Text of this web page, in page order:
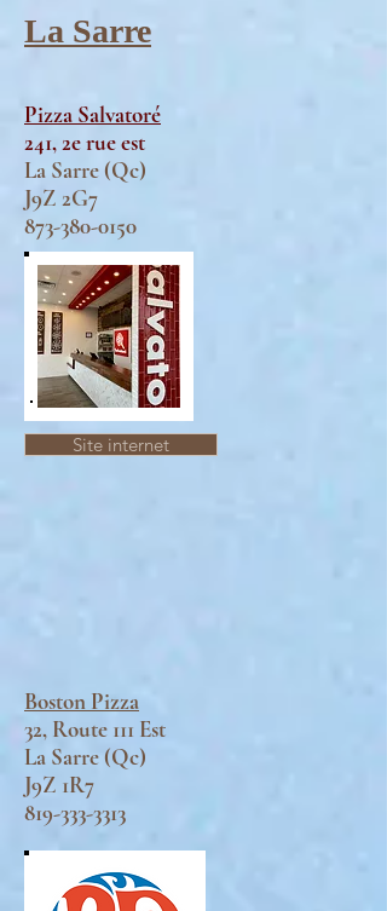
La Sarre
Pizza Salvatoré
241, 2e rue est
La Sarre (Qc)
J9Z 2G7
873-380-0150
Site internet
Boston Pizza
32, Route 111 Est
La Sarre (Qc)
J9Z 1R7
819-333-3313